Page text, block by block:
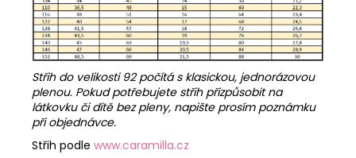
Střih do velikosti 92 počítá s klasickou, jednorázovou
plenou. Pokud potřebujete střih přizpůsobit na
látkovku či dítě bez pleny, napište prosím poznámku
při objednávce.
Střih podle www.caramilla.cz